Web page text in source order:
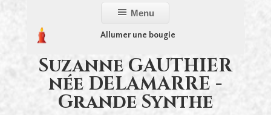
Menu
Allumer une bougie
Suzanne GAUTHIER
née DELAMARRE -
Grande Synthe